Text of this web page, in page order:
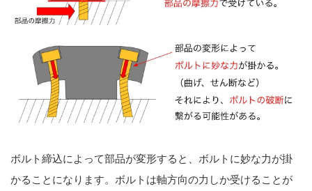
ボルト締込によって部品が変形すると、ボルトに妙な力が掛
かることになります。ボルトは軸方向の力しか受けることが